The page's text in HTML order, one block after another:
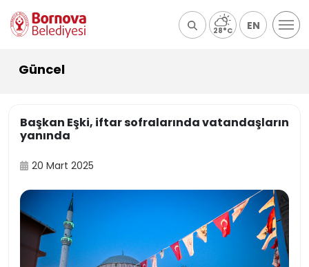
28°C EN
Güncel
Başkan Eşki, iftar sofralarında vatandaşların
yanında
20 Mart 2025